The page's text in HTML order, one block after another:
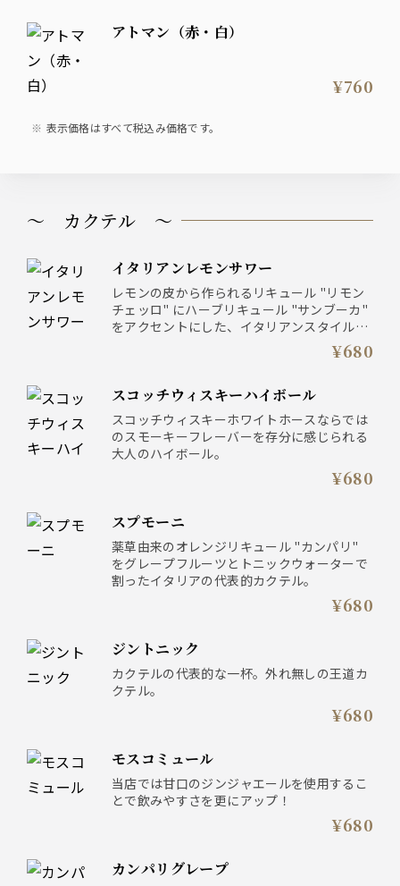
フレッシュな果実味を想わせる繊細で若々し
アトマン（赤・白）
¥760
表示価格はすべて税込み価格です。
～ カクテル ～
イタリアンレモンサワー
レモンの皮から作られるリキュール "リモン
チェッロ" にハーブリキュール "サンブーカ"
をアクセントにした、イタリアンスタイルの
¥680
スコッチウィスキーハイボール
スコッチウィスキーホワイトホースならでは
のスモーキーフレーバーを存分に感じられる
大人のハイボール。
¥680
スプモーニ
薬草由来のオレンジリキュール "カンパリ"
をグレープフルーツとトニックウォーターで
割ったイタリアの代表的カクテル。
¥680
ジントニック
カクテルの代表的な一杯。外れ無しの王道カ
クテル。
¥680
モスコミュール
当店では甘口のジンジャエールを使用するこ
とで飲みやすさを更にアップ！
¥680
カンパリグレープ